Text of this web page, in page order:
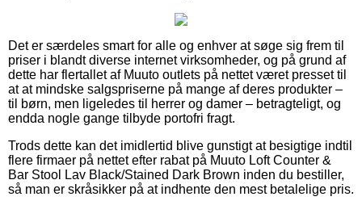
Det er særdeles smart for alle og enhver at søge sig frem til
priser i blandt diverse internet virksomheder, og på grund af
dette har flertallet af Muuto outlets på nettet været presset til
at at mindske salgspriserne på mange af deres produkter –
til børn, men ligeledes til herrer og damer – betragteligt, og
endda nogle gange tilbyde portofri fragt.
Trods dette kan det imidlertid blive gunstigt at besigtige indtil
flere firmaer på nettet efter rabat på Muuto Loft Counter &
Bar Stool Lav Black/Stained Dark Brown inden du bestiller,
så man er skråsikker på at indhente den mest betalelige pris.